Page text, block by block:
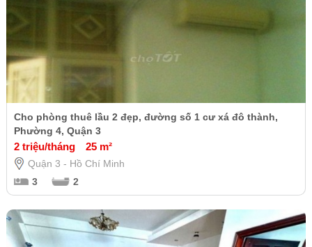
Cho phòng thuê lầu 2 đẹp, đường số 1 cư xá đô thành,
Phường 4, Quận 3
2 triệu/tháng 25 m²
Quận 3 - Hồ Chí Minh
3
2